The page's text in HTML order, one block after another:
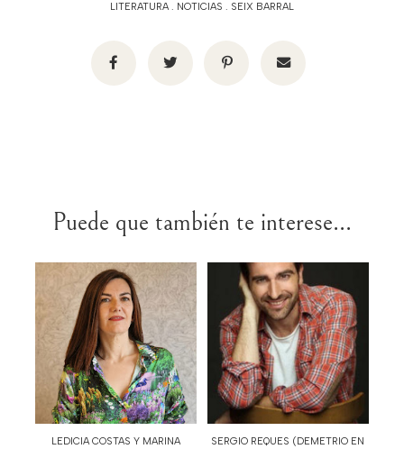
LITERATURA. NOTICIAS . SEIX BARRAL
Puede que también te interese...
LEDICIA COSTAS Y MARINA
SERGIO REQUES (DEMETRIO EN